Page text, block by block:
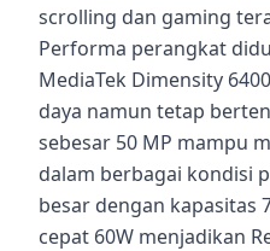
scrolling dan gaming
Performa perangkat
MediaTek Dimensity
daya namun tetap
sebesar 50 MP mampu
dalam berbagai kondisi
besar dengan kapasitas
cepat 60W menjadikan